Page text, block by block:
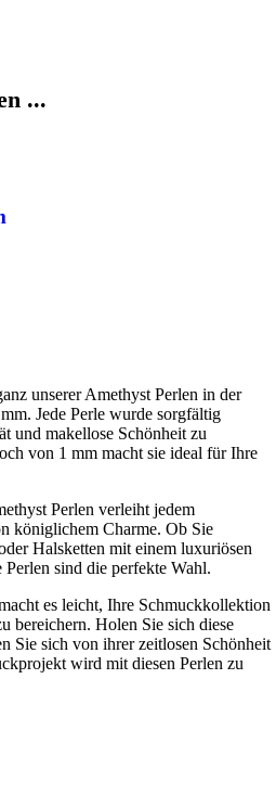
...
unserer Amethyst Perlen in der
Jede Perle wurde sorgfältig
und makellose Schönheit zu
von 1 mm macht sie ideal für Ihre
Perlen verleiht jedem
königlichem Charme. Ob Sie
Halsketten mit einem luxuriösen
Perlen sind die perfekte Wahl.
es leicht, Ihre Schmuckkollektion
bereichern. Holen Sie sich diese
Sie sich von ihrer zeitlosen Schönheit
wird mit diesen Perlen zu